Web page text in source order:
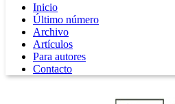
Inicio
Último número
Archivo
Artículos
Para autores
Contacto